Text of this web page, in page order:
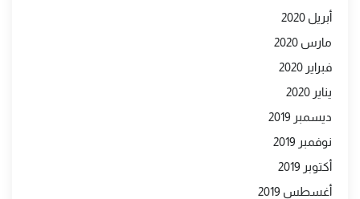
أبريل 2020
مارس 2020
فبراير 2020
يناير 2020
ديسمبر 2019
نوفمبر 2019
أكتوبر 2019
أغسطس 2019